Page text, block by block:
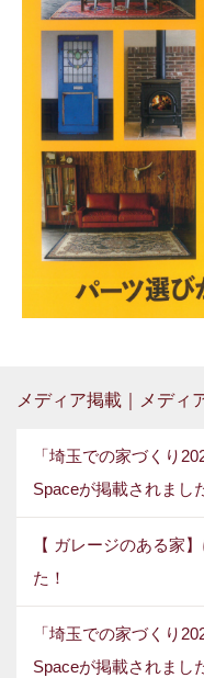
メディア掲載｜メディ
「埼玉での家づくり
Spaceが掲載されまし
【 ガレージのある家
た！
「埼玉での家づくり
Spaceが掲載されまし